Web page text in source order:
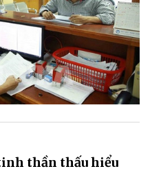
thần thấu hiểu